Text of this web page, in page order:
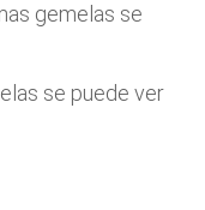
gemelas se
se puede ver